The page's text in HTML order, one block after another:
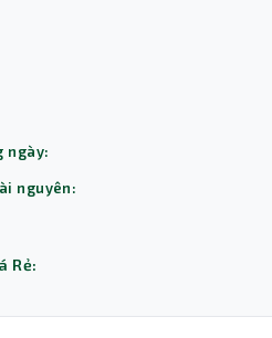
ngày:
nguyên:
Rẻ: